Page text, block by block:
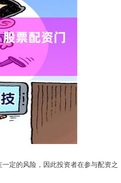
定的风险，因此投资者在参与配资之